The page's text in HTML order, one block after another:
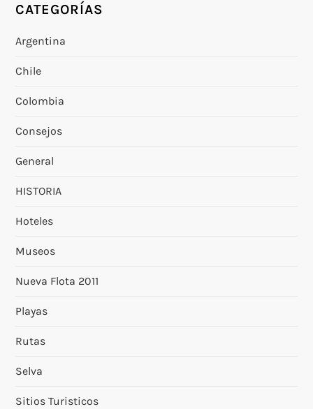
CATEGORÍAS
Argentina
Chile
Colombia
Consejos
General
HISTORIA
Hoteles
Museos
Nueva Flota 2011
Playas
Rutas
Selva
Sitios Turisticos